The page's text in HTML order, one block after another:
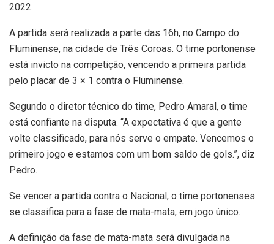
2022.
A partida será realizada a parte das 16h, no Campo do
Fluminense, na cidade de Três Coroas. O time portonense
está invicto na competição, vencendo a primeira partida
pelo placar de 3 × 1 contra o Fluminense.
Segundo o diretor técnico do time, Pedro Amaral, o time
está confiante na disputa. “A expectativa é que a gente
volte classificado, para nós serve o empate. Vencemos o
primeiro jogo e estamos com um bom saldo de gols.”, diz
Pedro.
Se vencer a partida contra o Nacional, o time portonenses
se classifica para a fase de mata-mata, em jogo único.
A definição da fase de mata-mata será divulgada na